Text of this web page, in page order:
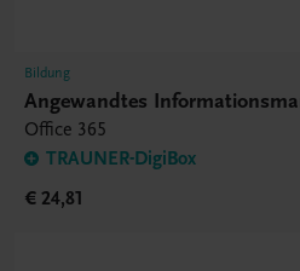
Bildung
Angewandtes
Office 365
TRAUNER-DigiBox
€ 24,81